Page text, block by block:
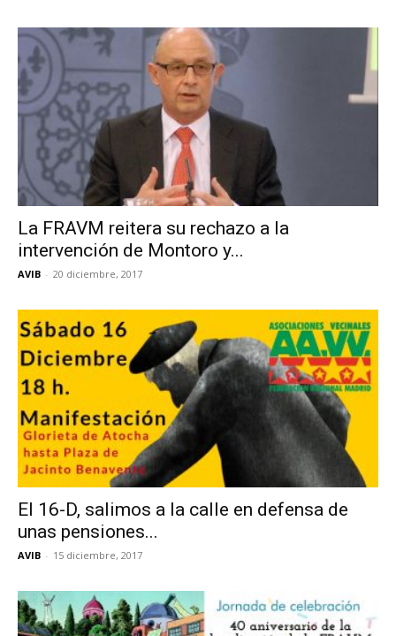
La FRAVM reitera su rechazo a la
intervención de Montoro y...
AVIB - 20 diciembre, 2017
El 16-D, salimos a la calle en defensa de
unas pensiones...
AVIB - 15 diciembre, 2017